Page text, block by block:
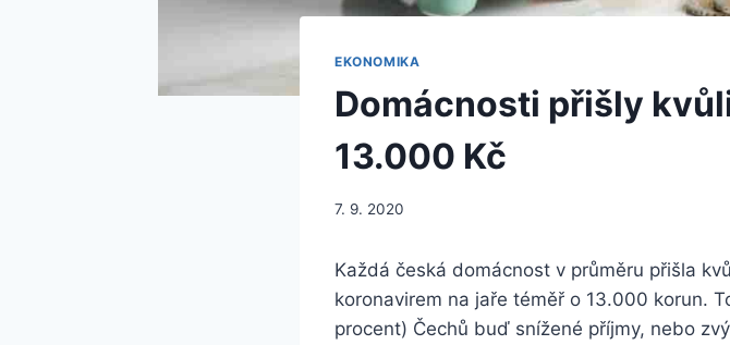
EKONOMIKA
Domácnosti přišly
13.000 Kč
7. 9. 2020
Každá česká domácnost v průměru přišla
koronavirem na jaře téměř o 13.000 korun.
procent) Čechů buď snížené příjmy, nebo